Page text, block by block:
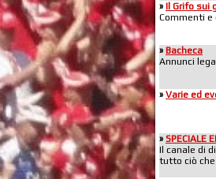
» Il Grifo sui
Commenti e
» Bacheca
Annunci
» Varie ed
» SPECIALE
Il canale di
tutto ciò che